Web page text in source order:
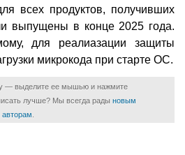
всех продуктов, получивших
выпущены в конце 2025 года.
для реалиазации защиты
микрокода при старте ОС.
— выделите ее мышью и нажмите
лучше? Мы всегда рады новым
авторам.